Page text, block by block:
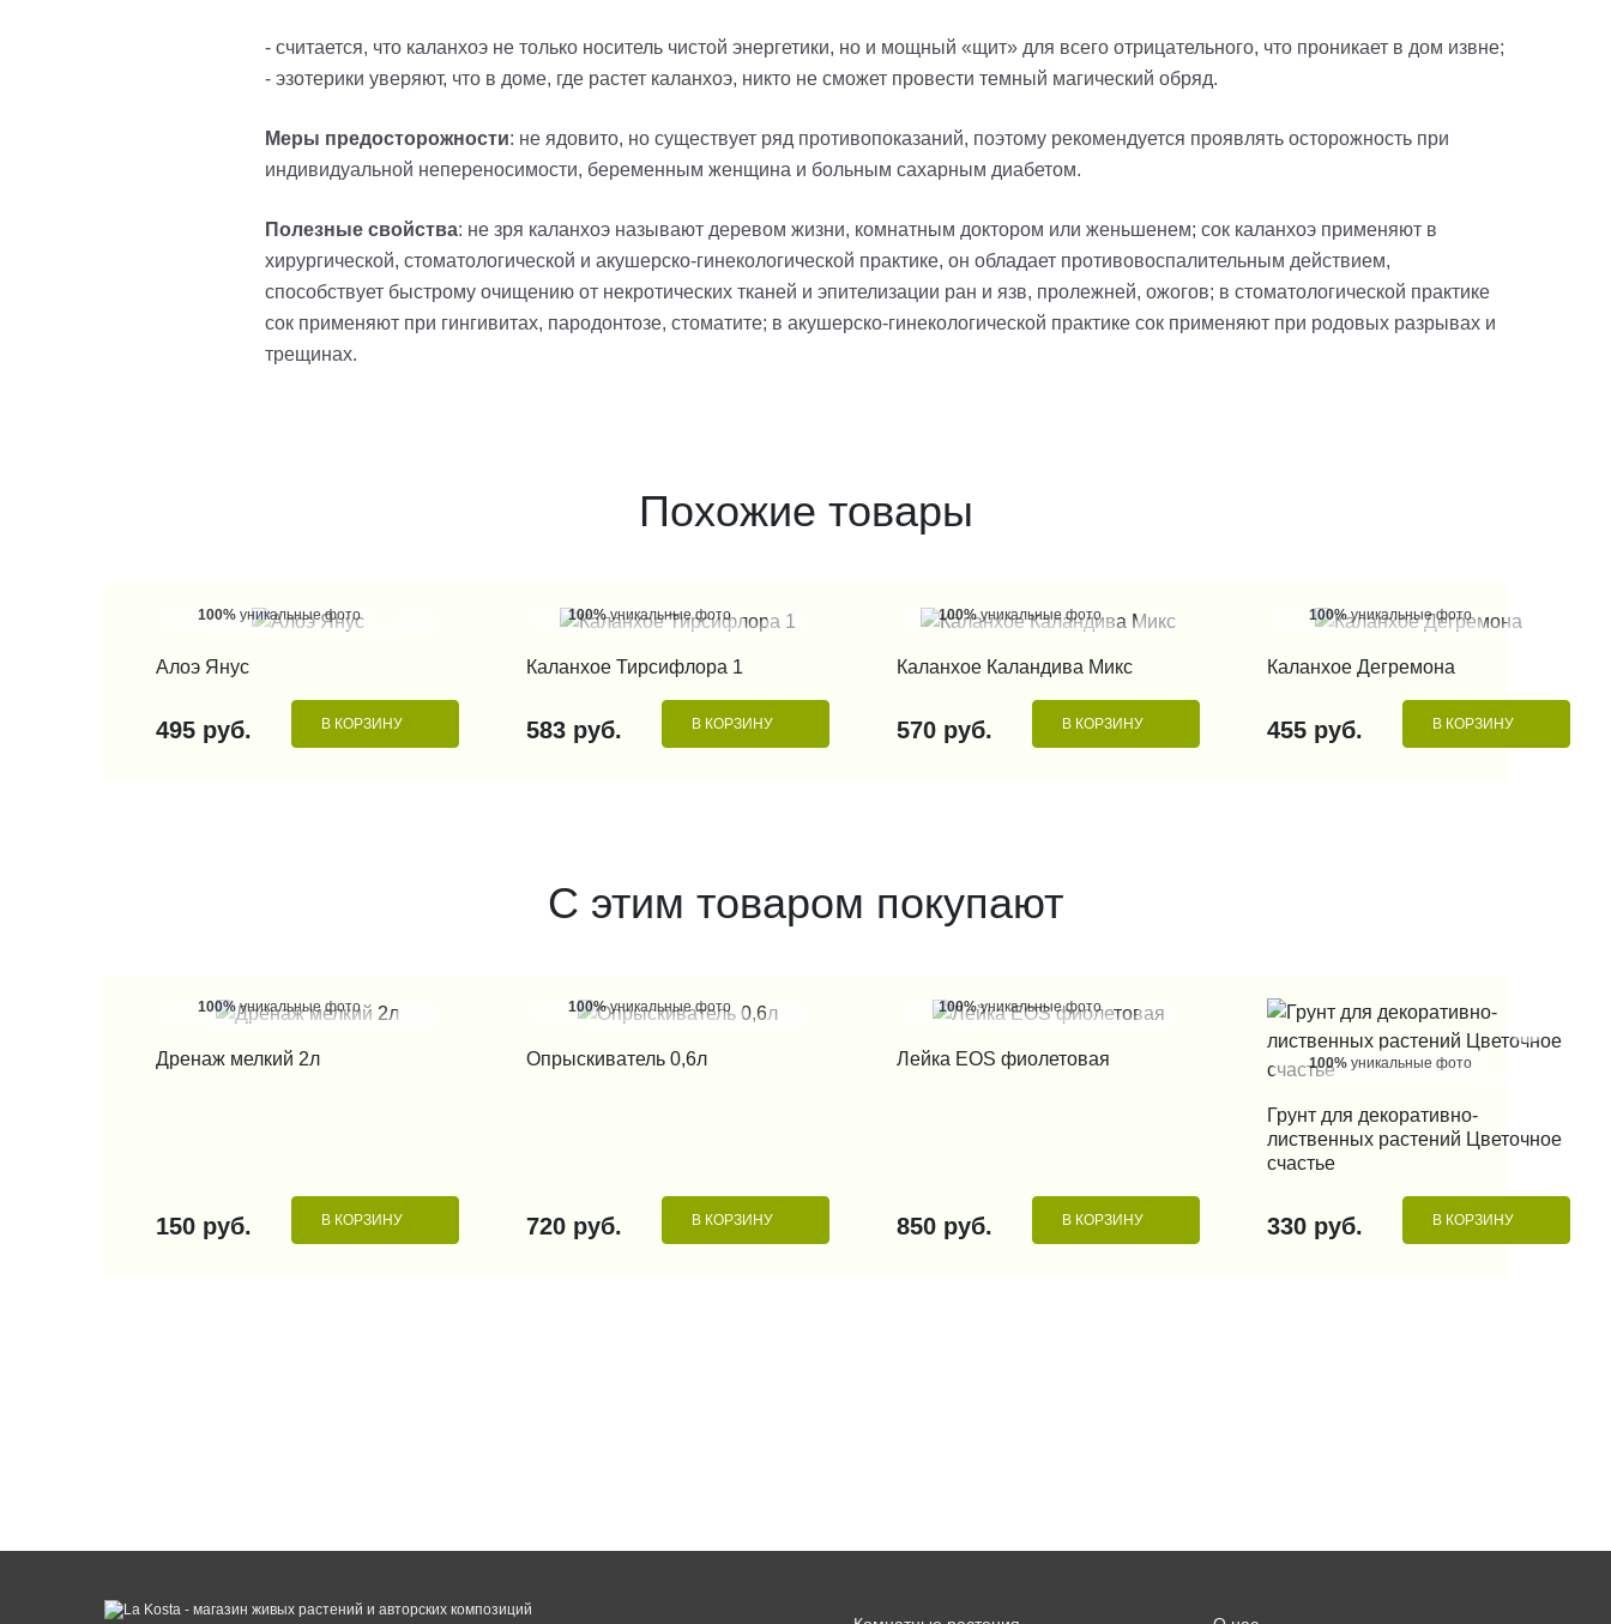
- считается, что каланхоэ не только носитель чистой энергетики, но и мощный «щит» для всего отрицательного, что проникает в дом извне;
- эзотерики уверяют, что в доме, где растет каланхоэ, никто не сможет провести темный магический обряд.
Меры предосторожности: не ядовито, но существует ряд противопоказаний, поэтому рекомендуется проявлять осторожность при
индивидуальной непереносимости, беременным женщина и больным сахарным диабетом.
Полезные свойства: не зря каланхоэ называют деревом жизни, комнатным доктором или женьшенем; сок каланхоэ применяют в
хирургической, стоматологической и акушерско-гинекологической практике, он обладает противовоспалительным действием,
способствует быстрому очищению от некротических тканей и эпителизации ран и язв, пролежней, ожогов; в стоматологической практике
сок применяют при гингивитах, пародонтозе, стоматите; в акушерско-гинекологической практике сок применяют при родовых разрывах и
трещинах.
Похожие товары
100% уникальные фото
Алоэ Янус
495 руб. В КОРЗИНУ
100%уникальные фото
Каланхое Тирсифлора 1
583 руб. В КОРЗИНУ
100%уникальные фото
Каланхое Каландива Микс
570 руб. В КОРЗИНУ
100%уникальные фото
Каланхое Дегремона
455 руб. В КОРЗИНУ
С этим товаром покупают
100%уникальные фото
Дренаж мелкий 2л
150 руб. В КОРЗИНУ
100%уникальные фото
Опрыскиватель 0,6л
720 руб. В КОРЗИНУ
100%уникальные фото
Лейка EOS фиолетовая
850 руб. В КОРЗИНУ
100% уникальные фото
КУПИТЬ В 1 КЛИК
Грунт для декоративно-
лиственных растений Цветочное
счастье
330 руб. В КОРЗИНУ